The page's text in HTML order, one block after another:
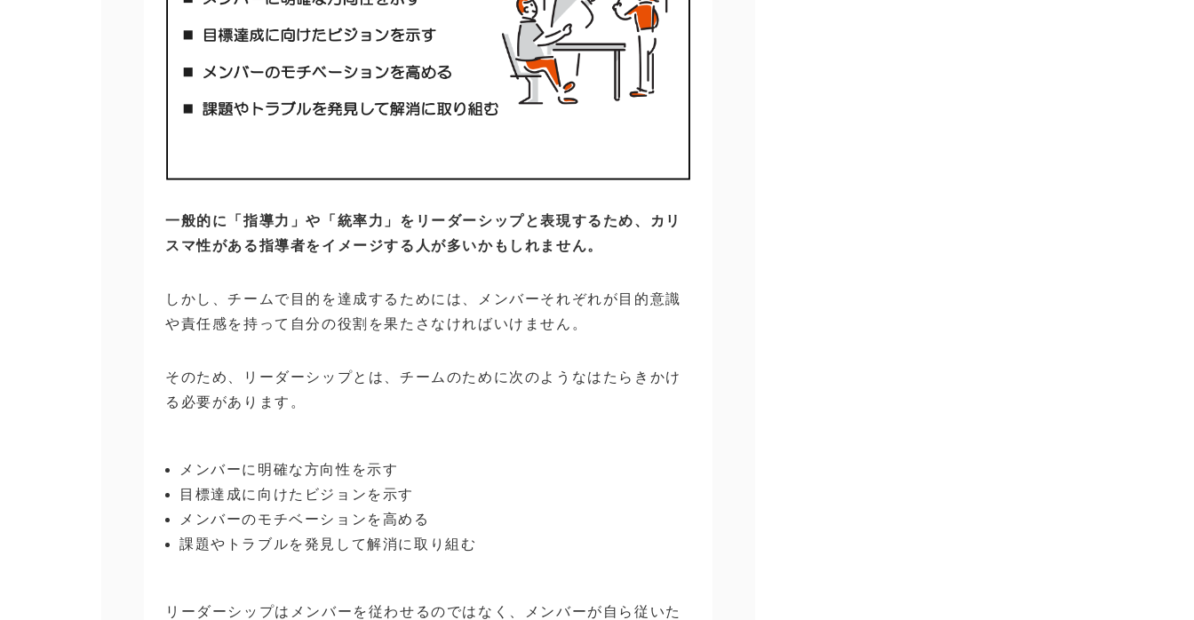
一般的に「指導力」や「統率力」をリーダーシップと表現するため、カリ
スマ性がある指導者をイメージする人が多いかもしれません。
しかし、チームで目的を達成するためには、メンバーそれぞれが目的意識
や責任感を持って自分の役割を果たさなければいけません。
そのため、リーダーシップとは、チームのために次のようなはたらきかけ
る必要があります。
メンバーに明確な方向性を示す
目標達成に向けたビジョンを示す
メンバーのモチベーションを高める
課題やトラブルを発見して解消に取り組む
リーダーシップはメンバーを従わせるのではなく、メンバーが自ら従いた